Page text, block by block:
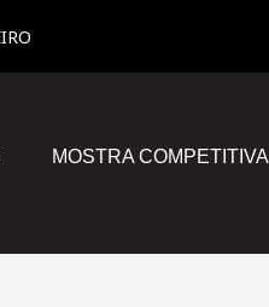
MOSTRA COMPETITIVA